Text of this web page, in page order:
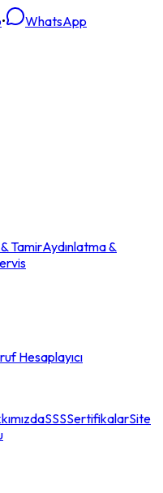
• WhatsApp
TamirAydınlatma &
Hesaplayıcı
SSSSertifikalarSite